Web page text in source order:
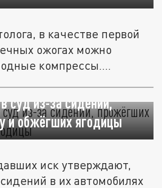
в качестве первой
ожогах можно
компрессы....
суд из-за сидений,
и обжёгших ягодицы
иск утверждают,
в их автомобилях